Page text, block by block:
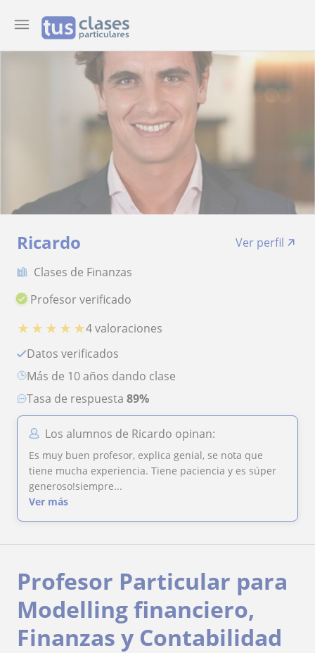
Ricardo
Ver perfil
Clases de Finanzas
Profesor verificado
★ ★ ★ ★ ★4 valoraciones
Datos verificados
más de 10 años dando clase
Tasa de respuesta 89%
Los alumnos de Ricardo opinan:
Es muy buen profesor, explica genial, se nota que
tiene mucha experiencia. Tiene paciencia y es súper
generoso!siempre...
Ver más
Profesor Particular para
Modelling financiero,
Finanzas y Contabilidad